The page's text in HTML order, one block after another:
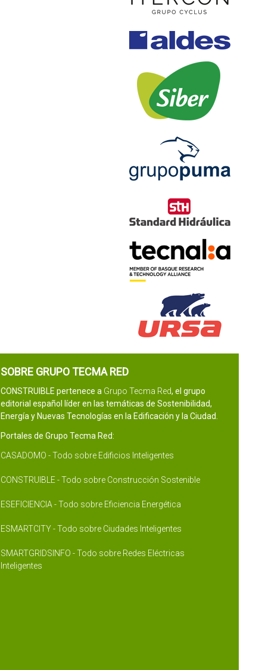
SOBRE GRUPO TECMA RED
CONSTRUIBLE pertenece a Grupo Tecma Red, el grupo
editorial español líder en las temáticas de Sostenibilidad,
Energía y Nuevas Tecnologías en la Edificación y la Ciudad.
Portales de Grupo Tecma Red:
CASADOMO - Todo sobre Edificios Inteligentes
CONSTRUIBLE - Todo sobre Construcción Sostenible
ESEFICIENCIA - Todo sobre Eficiencia Energética
ESMARTCITY - Todo sobre Ciudades Inteligentes
SMARTGRIDSINFO - Todo sobre Redes Eléctricas
Inteligentes